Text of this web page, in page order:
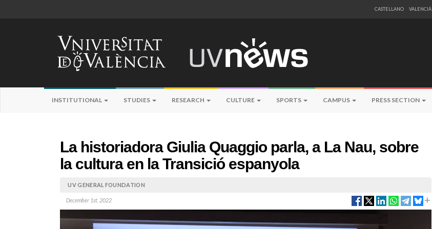
CASTELLANO VALENCIÀ
INSTITUTIONAL STUDIES RESEARCH CULTURE SPORTS CAMPUS PRESS SECTION
La historiadora Giulia Quaggio parla, a La Nau, sobre
la cultura en la Transició espanyola
UV GENERAL FOUNDATION
December 1st, 2022